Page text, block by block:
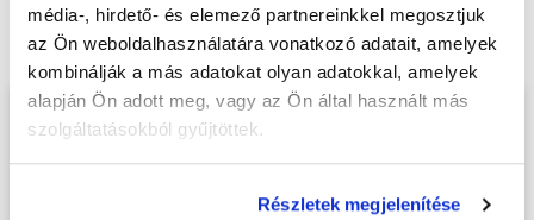
média-, hirdető- és elemező partnereinkkel megosztjuk
az Ön weboldalhasználatára vonatkozó adatait, amelyek
kombinálják a más adatokat olyan adatokkal, amelyek
alapján Ön adott meg, vagy az Ön által használt más
szolgáltatásokból gyűjtöttek.
Részletek megjelenítése
online tanfolyam - Pécstanfolyamunkat és
váltsd valóra az álmaidat!
Töltsd ki adatlapunkat,
hogy eljuttathassuk Hozzád
INGYENES és MINDEN